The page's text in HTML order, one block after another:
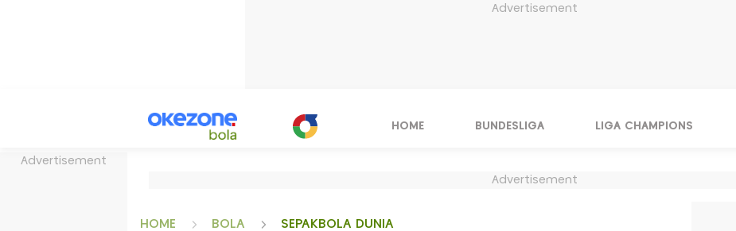
Advertisement
Advertisement
HOME BUNDESLIGA LIGA CHAMPIONS
Advertisement
HOME BOLA SEPAKBOLA DUNIA